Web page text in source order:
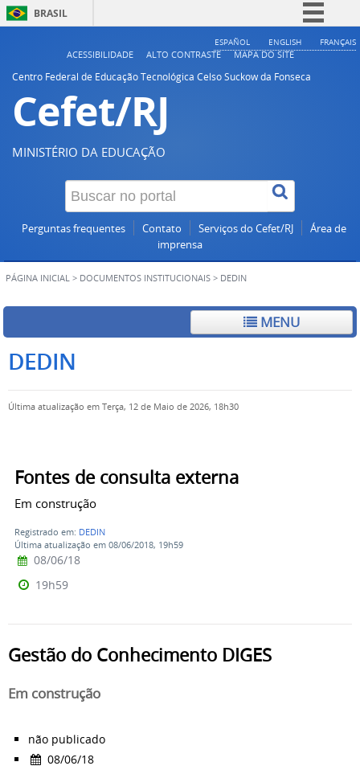
BRASIL
Simplifique!
ESPAÑOL ENGLISH FRANÇAIS
ACESSIBILIDADE ALTO CONTRASTE
MAPA DO SITE
Centro Federal de Educação Tecnológica Celso Suckow da Fonseca
Cefet/RJ
MINISTÉRIO DA EDUCAÇÃO
Perguntas frequentes Contato Serviços do Cefet/RJ
Área de
imprensa
PÁGINA INICIAL > DOCUMENTOS INSTITUCIONAIS > DEDIN
MENU
DEDIN
Última atualização em Terça, 12 de Maio de 2026, 18h30
Fontes de consulta externa
Em construção
Registrado em: DEDIN
Última atualização em 08/06/2018, 19h59
08/06/18
19h59
Gestão do Conhecimento DIGES
Em construção
não publicado
08/06/18